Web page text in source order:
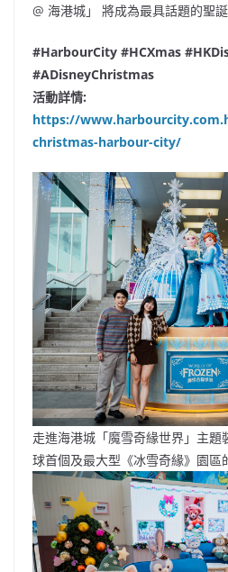
@ 海港城」 將成為最具話題的聖
#HarbourCity #HCXmas
#ADisneyChristmas
活動詳情:
https://
christmas-harbour-city/
走進海港城「魔雪奇緣世界」主
球首個及最大型《冰雪奇緣》園區